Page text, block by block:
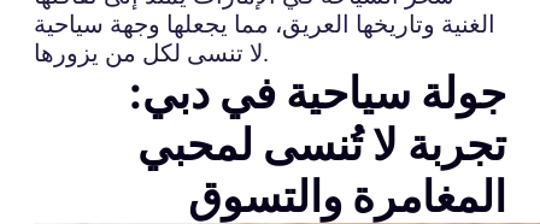
الغنية وتاريخها العريق، مما يجعلها وجهة سياحية
لا تنسى لكل من يزورها.
جولة سياحية في دبي:
تجربة لا تُنسى لمحبي
المغامرة والتسوق